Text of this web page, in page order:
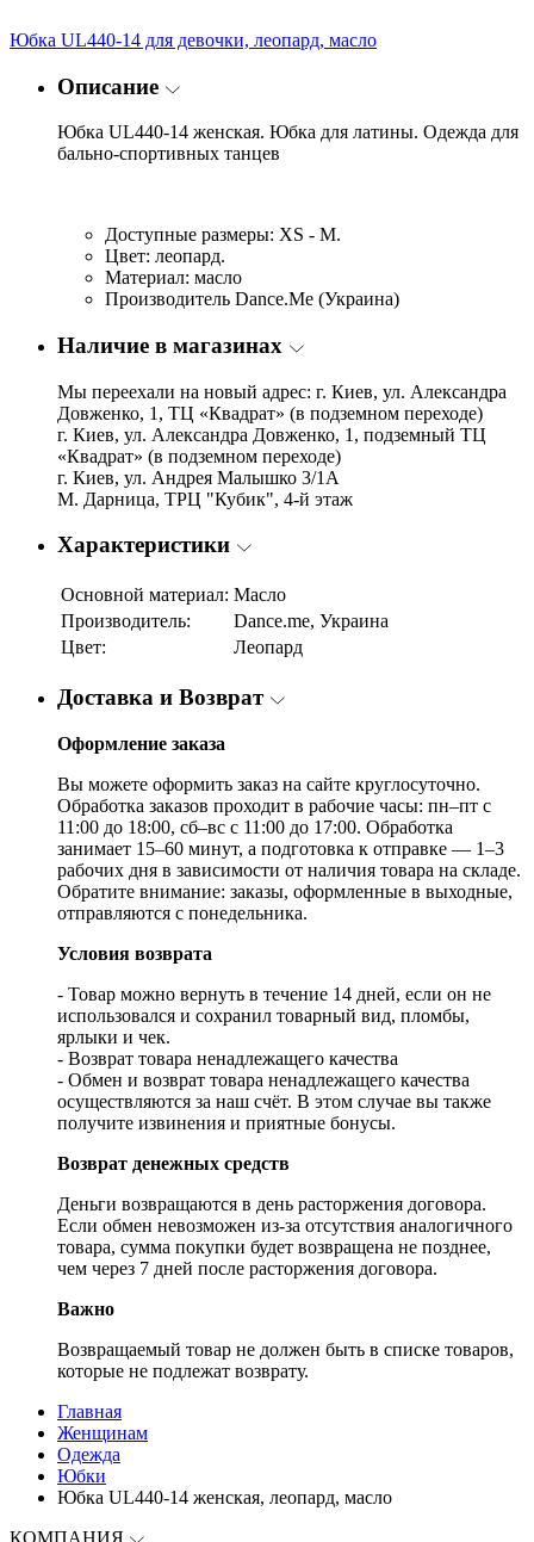
Юбка UL440-14 для девочки, леопард, масло
Описание
Юбка UL440-14 женская. Юбка для латины. Одежда для
бально-спортивных танцев
Доступные размеры: XS - M.
Цвет: леопард.
Материал: масло
Производитель Dance.Me (Украина)
Наличие в магазинах
Мы переехали на новый адрес: г. Киев, ул. Александра
Довженко, 1, ТЦ «Квадрат» (в подземном переходе)
г. Киев, ул. Александра Довженко, 1, подземный ТЦ
«Квадрат» (в подземном переходе)
г. Киев, ул. Андрея Малышко 3/1А
М. Дарница, ТРЦ "Кубик", 4-й этаж
Характеристики
Основной материал: Масло
Производитель:
Dance.me, Украина
Цвет:
Леопард
Доставка и Возврат
Оформление заказа
Вы можете оформить заказ на сайте круглосуточно.
Обработка заказов проходит в рабочие часы: пн–пт с
11:00 до 18:00, сб–вс с 11:00 до 17:00. Обработка
занимает 15–60 минут, а подготовка к отправке — 1–3
рабочих дня в зависимости от наличия товара на складе.
Обратите внимание: заказы, оформленные в выходные,
отправляются с понедельника.
Условия возврата
- Товар можно вернуть в течение 14 дней, если он не
использовался и сохранил товарный вид, пломбы,
ярлыки и чек.
- Возврат товара ненадлежащего качества
- Обмен и возврат товара ненадлежащего качества
осуществляются за наш счёт. В этом случае вы также
получите извинения и приятные бонусы.
Возврат денежных средств
Деньги возвращаются в день расторжения договора.
Если обмен невозможен из-за отсутствия аналогичного
товара, сумма покупки будет возвращена не позднее,
чем через 7 дней после расторжения договора.
Важно
Возвращаемый товар не должен быть в списке товаров,
которые не подлежат возврату.
Главная
Женщинам
Одежда
Юбки
Юбка UL440-14 женская, леопард, масло
КОМПАНИЯ